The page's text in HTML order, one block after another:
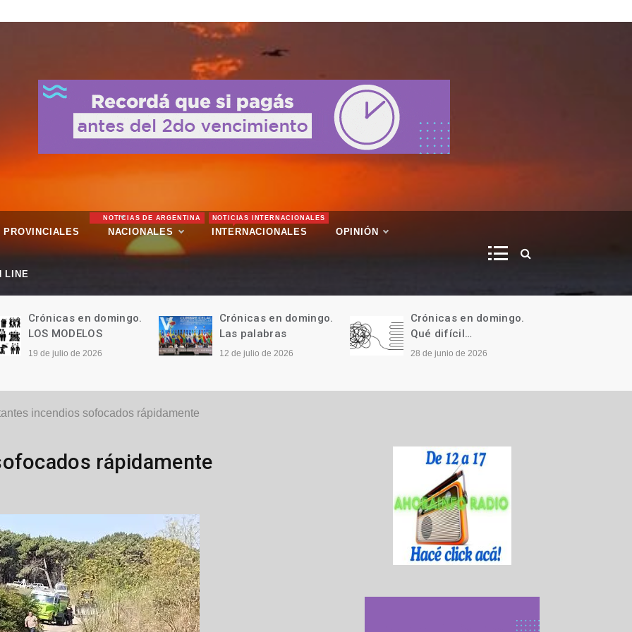
PROVINCIALES NACIONALES
NOTICIAS DE ARGENTINA
INTERNACIONALES
NOTICIAS INTERNACIONALES
OPINIÓN
LINE
Crónicas en domingo.
LOS MODELOS
19 de julio de 2026
Crónicas en domingo.
Las palabras
12 de julio de 2026
Crónicas en domingo.
Qué difícil…
28 de junio de 2026
incendios sofocados rápidamente
rápidamente